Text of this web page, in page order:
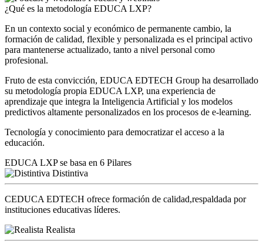
¿Qué es la metodología EDUCA LXP?
En un contexto social y económico de permanente cambio, la
formación de calidad, flexible y personalizada es el principal activo
para mantenerse actualizado, tanto a nivel personal como
profesional.
Fruto de esta convicción, EDUCA EDTECH Group ha desarrollado
su metodología propia EDUCA LXP, una experiencia de
aprendizaje que integra la Inteligencia Artificial y los modelos
predictivos altamente personalizados en los procesos de e-learning.
Tecnología y conocimiento para democratizar el acceso a la
educación.
EDUCA LXP se basa en 6 Pilares
Distintiva
CEDUCA EDTECH ofrece formación de calidad,respaldada por
instituciones educativas líderes.
Realista